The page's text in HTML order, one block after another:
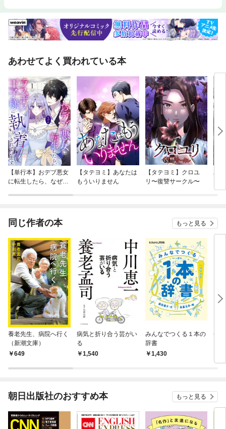
あわせてよく買われている本
【単行本】おデブ悪女
に転生したら、なぜか
【タテヨミ】あなたは
もういりません
【タテヨミ】クロユ
リ〜復讐サークル〜
バ
今
同じ作者の本 もっと見る
養老先生、病院へ行く
（新潮文庫）
649
病気と折り合う芸がい
る
1,540
みんなでつくる１本の
辞書
1,430
養
朝日出版社のおすすめ本 もっと見る